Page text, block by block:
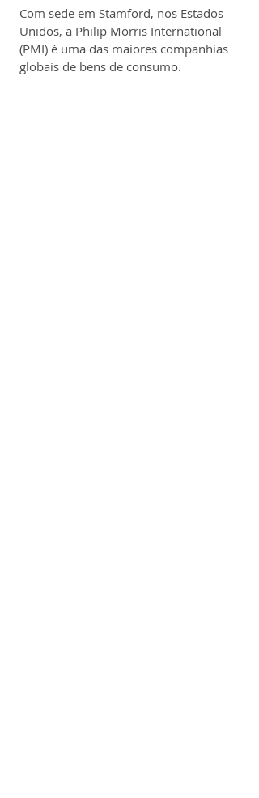
Com sede em Stamford, nos Estados
Unidos, a Philip Morris International
(PMI) é uma das maiores companhias
globais de bens de consumo.